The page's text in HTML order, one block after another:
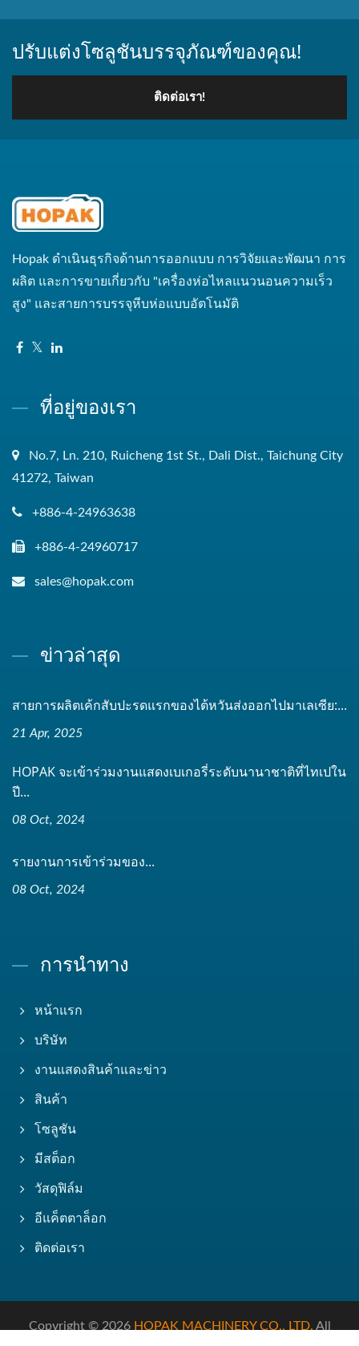
ปรับแต่งโซลูชันบรรจุภัณฑ์ของคุณ!
ติดต่อเรา!
Hopak ดำเนินธุรกิจด้านการออกแบบ การวิจัยและพัฒนา การ
ผลิต และการขายเกี่ยวกับ "เครื่องห่อไหลแนวนอนความเร็ว
สูง" และสายการบรรจุหีบห่อแบบอัตโนมัติ
ที่อยู่ของเรา
No.7, Ln. 210, Ruicheng 1st St., Dali Dist., Taichung City
41272, Taiwan
+886-4-24963638
+886-4-24960717
sales@hopak.com
ข่าวล่าสุด
สายการผลิตเค้กสับปะรดแรกของไต้หวันส่งออกไปมาเลเซีย:...
21 Apr, 2025
HOPAK จะเข้าร่วมงานแสดงเบเกอรี่ระดับนานาชาติที่ไทเปใน
ปี...
08 Oct, 2024
รายงานการเข้าร่วมของ...
08 Oct, 2024
การนำทาง
หน้าแรก
บริษัท
งานแสดงสินค้าและข่าว
สินค้า
โซลูชัน
มีสต็อก
วัสดุฟิล์ม
อีแค็ตตาล็อก
ติดต่อเรา
Copyright © 2026 HOPAK MACHINERY CO., LTD. All